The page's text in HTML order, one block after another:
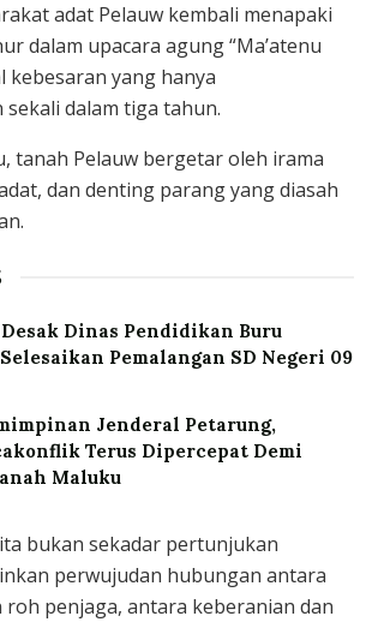
adat Pelauw kembali menapaki
dalam upacara agung “Ma’atenu
yang hanya
dalam tiga tahun.
tanah Pelauw bergetar oleh irama
dan denting parang yang diasah
Dinas Pendidikan Buru
Pemalangan SD Negeri 09
Jenderal Petarung,
Terus Dipercepat Demi
Maluku
bukan sekadar pertunjukan
perwujudan hubungan antara
roh penjaga, antara keberanian dan